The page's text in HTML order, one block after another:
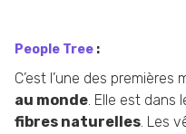
People Tree :
C’est l’une des premières
au monde. Elle est dans
fibres naturelles. Les